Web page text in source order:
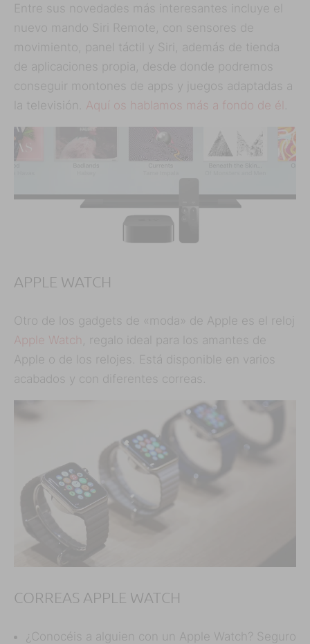
Entre sus novedades más interesantes incluye el
nuevo mando Siri Remote, con sensores de
movimiento, panel táctil y Siri, además de tienda
de aplicaciones propia, desde donde podremos
conseguir montones de apps y juegos adaptadas a
la televisión. Aquí os hablamos más a fondo de él
APPLE WATCH
Otro de los gadgets de «moda» de Apple es el reloj
Apple Watch , regalo ideal para los amantes de
Apple o de los relojes. Está disponible en varios
acabados y con diferentes correas.
CORREAS APPLE WATCH
¿Conocéis a alguien con un Apple Watch? Seguro